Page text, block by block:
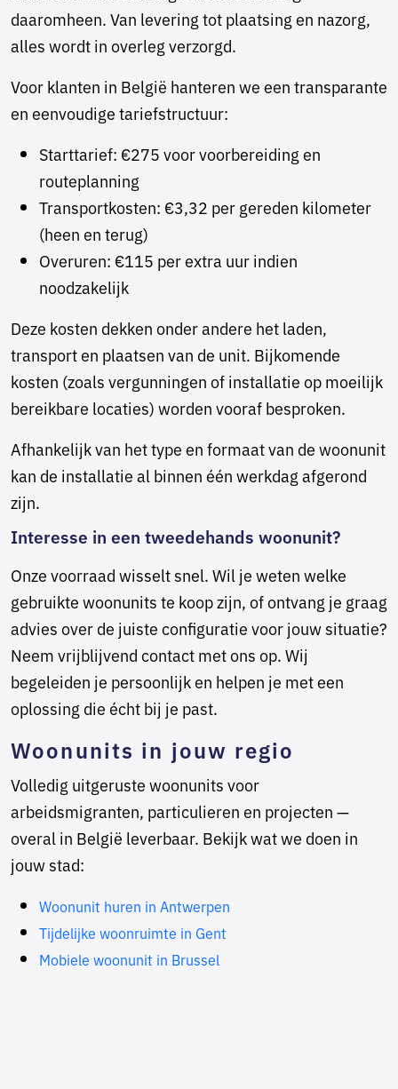
daaromheen. Van levering tot plaatsing en nazorg,
alles wordt in overleg verzorgd.
Voor klanten in België hanteren we een transparante
en eenvoudige tariefstructuur:
Starttarief: €275 voor voorbereiding en
routeplanning
Transportkosten: €3,32 per gereden kilometer
(heen en terug)
Overuren: €115 per extra uur indien
noodzakelijk
Deze kosten dekken onder andere het laden,
transport en plaatsen van de unit. Bijkomende
kosten (zoals vergunningen of installatie op moeilijk
bereikbare locaties) worden vooraf besproken.
Afhankelijk van het type en formaat van de woonunit
kan de installatie al binnen één werkdag afgerond
zijn.
Interesse in een tweedehands woonunit?
Onze voorraad wisselt snel. Wil je weten welke
gebruikte woonunits te koop zijn, of ontvang je graag
advies over de juiste configuratie voor jouw situatie?
Neem vrijblijvend contact met ons op. Wij
begeleiden je persoonlijk en helpen je met een
oplossing die écht bij je past.
Woonunits in jouw regio
Volledig uitgeruste woonunits voor
arbeidsmigranten, particulieren en projecten —
overal in België leverbaar. Bekijk wat we doen in
jouw stad:
Woonunit huren in Antwerpen
Tijdelijke woonruimte in Gent
Mobiele woonunit in Brussel